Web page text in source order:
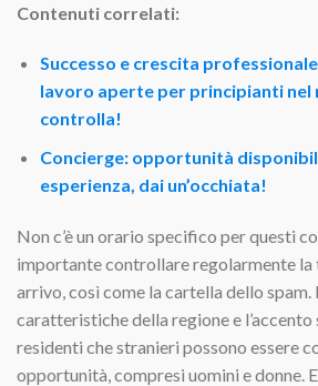
Contenuti correlati:
Successo e crescita
lavoro aperte per principianti nel
controlla!
Concierge: opportunità
esperienza, dai un’occhiata!
Non c’è un orario specifico per questi
importante controllare regolarmente la
arrivo, così come la cartella dello
caratteristiche della regione e l’accento
residenti che stranieri possono essere
opportunità, compresi uomini e donne.